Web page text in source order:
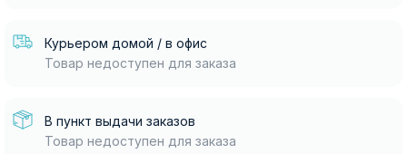
Курьером домой / в офис
Товар недоступен для заказа
В пункт выдачи заказов
Товар недоступен для заказа